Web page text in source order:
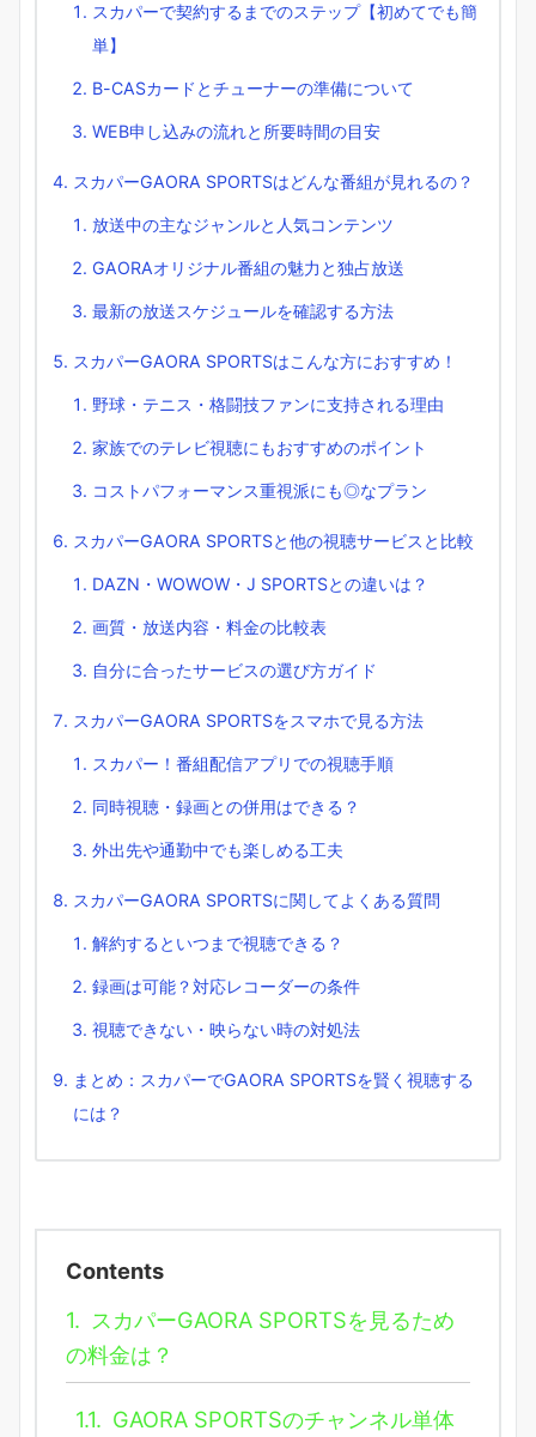
スカパーで契約するまでのステップ【初めてでも簡
単】
B-CASカードとチューナーの準備について
WEB申し込みの流れと所要時間の目安
スカパーGAORA SPORTSはどんな番組が見れるの？
放送中の主なジャンルと人気コンテンツ
GAORAオリジナル番組の魅力と独占放送
最新の放送スケジュールを確認する方法
スカパーGAORA SPORTSはこんな方におすすめ！
野球・テニス・格闘技ファンに支持される理由
家族でのテレビ視聴にもおすすめのポイント
コストパフォーマンス重視派にも◎なプラン
スカパーGAORA SPORTSと他の視聴サービスと比較
DAZN・WOWOW・J SPORTSとの違いは？
画質・放送内容・料金の比較表
自分に合ったサービスの選び方ガイド
スカパーGAORA SPORTSをスマホで見る方法
スカパー！番組配信アプリでの視聴手順
同時視聴・録画との併用はできる？
外出先や通勤中でも楽しめる工夫
スカパーGAORA SPORTSに関してよくある質問
解約するといつまで視聴できる？
録画は可能？対応レコーダーの条件
視聴できない・映らない時の対処法
まとめ：スカパーでGAORA SPORTSを賢く視聴する
には？
Contents
1. スカパーGAORA SPORTSを見るため
の料金は？
1.1. GAORA SPORTSのチャンネル単体